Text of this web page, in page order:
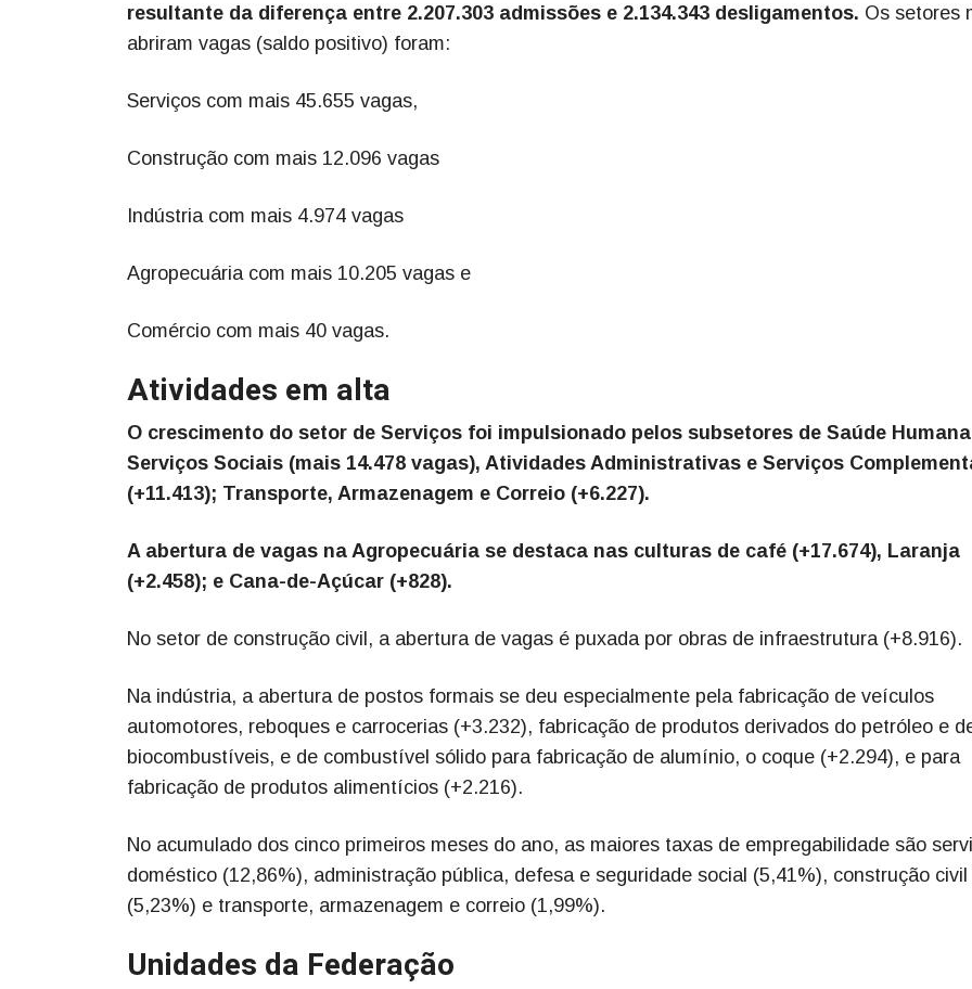
resultante da diferença entre 2.207.303 admissões e 2.134.343 desligamentos. Os setores
abriram vagas (saldo positivo) foram:
Serviços com mais 45.655 vagas,
Construção com mais 12.096 vagas
Indústria com mais 4.974 vagas
Agropecuária com mais 10.205 vagas e
Comércio com mais 40 vagas.
Atividades em alta
O crescimento do setor de Serviços foi impulsionado pelos subsetores de Saúde
Serviços Sociais (mais 14.478 vagas), Atividades Administrativas e Serviços
(+11.413); Transporte, Armazenagem e Correio (+6.227).
A abertura de vagas na Agropecuária se destaca nas culturas de café (+17.674), Laranja
(+2.458); e Cana-de-Açúcar (+828).
No setor de construção civil, a abertura de vagas é puxada por obras de infraestrutura (+8.916).
Na indústria, a abertura de postos formais se deu especialmente pela fabricação de veículos
automotores, reboques e carrocerias (+3.232), fabricação de produtos derivados do petróleo e
biocombustíveis, e de combustível sólido para fabricação de alumínio, o coque (+2.294), e para
fabricação de produtos alimentícios (+2.216).
No acumulado dos cinco primeiros meses do ano, as maiores taxas de empregabilidade são
doméstico (12,86%), administração pública, defesa e seguridade social (5,41%), construção civil
(5,23%) e transporte, armazenagem e correio (1,99%).
Unidades da Federação